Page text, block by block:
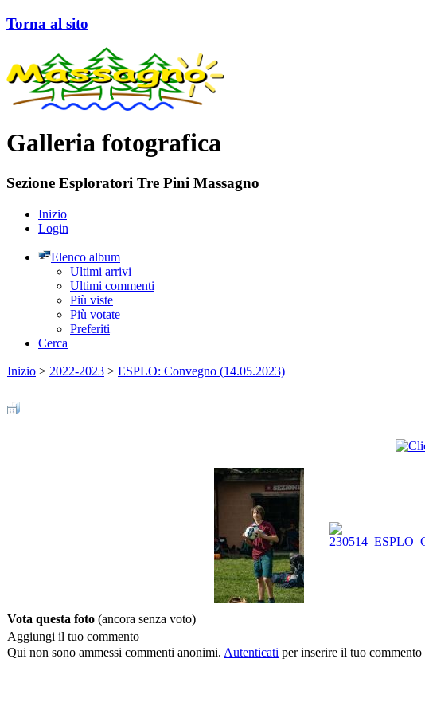
Torna al sito
Galleria fotografica
Sezione Esploratori Tre Pini Massagno
Inizio
Login
Elenco album
Ultimi arrivi
Ultimi commenti
Più viste
Più votate
Preferiti
Cerca
Inizio > 2022-2023 > ESPLO: Convegno (14.05.2023)
Vota questa foto (ancora senza voto)
Aggiungi il tuo commento
Qui non sono ammessi commenti anonimi. Autenticati per inserire il tuo commento